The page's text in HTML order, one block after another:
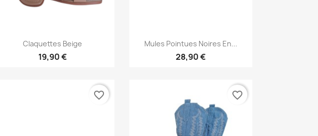
Aperçu rapide
Claquettes Beige
19,90 €
Aperçu rapide
Mules Pointues Noires En...
28,90 €
favorite_border favorite_border